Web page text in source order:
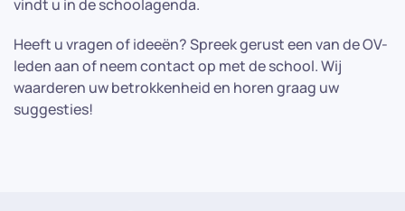
vindt u in de schoolagenda.
Heeft u vragen of ideeën? Spreek gerust een van de OV-
leden aan of neem contact op met de school. Wij
waarderen uw betrokkenheid en horen graag uw
suggesties!